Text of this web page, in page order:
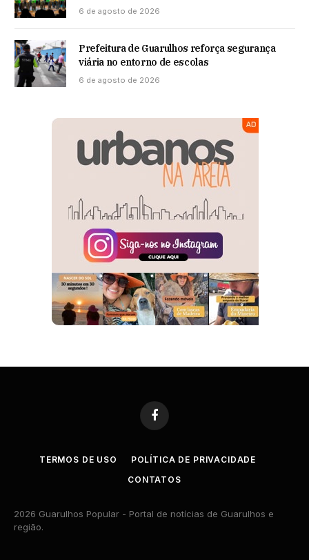
6 de agosto de 2026
Prefeitura de Guarulhos reforça segurança
viária no entorno de escolas
6 de agosto de 2026
Facebook
TERMOS DE USO
POLÍTICA DE PRIVACIDADE
CONTATOS
2026 Guarulhos Popular - Portal de notícias de Guarulhos e
região.